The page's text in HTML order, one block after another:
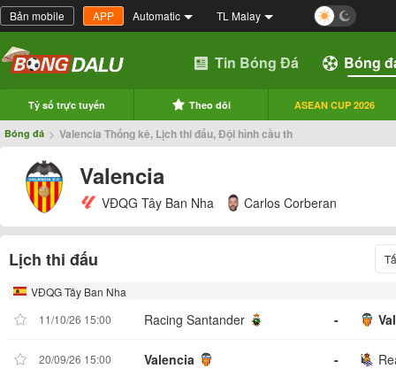
Bản mobile APP Automatic TL Malay
Tin Bóng Đá Bóng
Tỷ số trực tuyến Theo dõi ASEAN CUP 2026
Bóng đá > Valencia Thống kê, Lịch thi đấu, Đội hình cầu th
Valencia
VĐQG Tây Ban Nha Carlos Corberan
Lịch thi đấu
VĐQG Tây Ban Nha
11/10/26 15:00
Racing Santander -
20/09/26 15:00 Valencia -